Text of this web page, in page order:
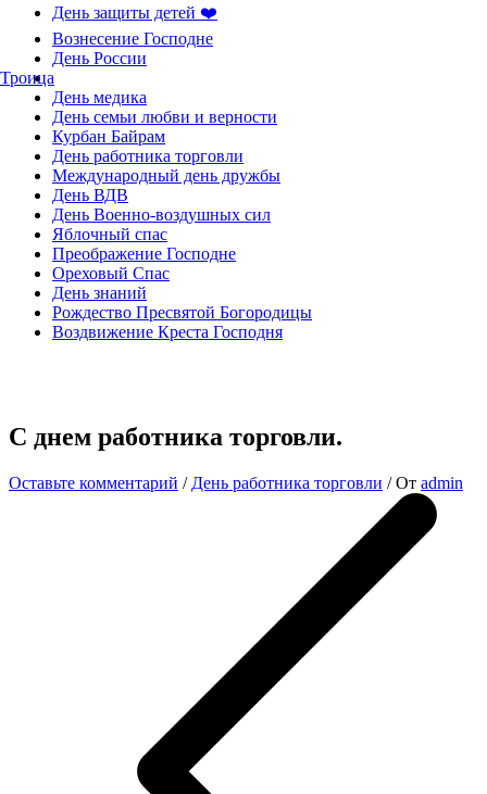
День защиты детей ❤️
Вознесение Господне
День России
Троица
День медика
День семьи любви и верности
Курбан Байрам
День работника торговли
Международный день дружбы
День ВДВ
День Военно-воздушных сил
Яблочный спас
Преображение Господне
Ореховый Спас
День знаний
Рождество Пресвятой Богородицы
Воздвижение Креста Господня
С днем работника торговли.
Оставьте комментарий / День работника торговли / От admin